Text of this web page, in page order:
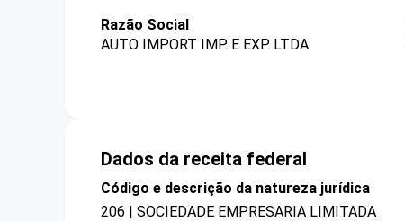
Razão Social
AUTO IMPORT IMP. E EXP. LTDA
Dados da receita federal
Código e descrição da natureza jurídica
206 | SOCIEDADE EMPRESARIA LIMITADA